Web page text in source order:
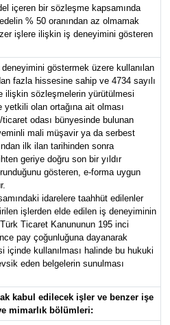
içeren bir sözleşme kapsamında
% 50 oranından az olmamak
işlere ilişkin iş deneyimini gösteren
göstermek üzere kullanılan
fazla hissesine sahip ve 4734 sayılı
ilişkin sözleşmelerin yürütülmesi
olan ortağına ait olması
odası bünyesinde bulunan
mali müşavir ya da serbest
ilk ilan tarihinden sonra
geriye doğru son bir yıldır
gösteren, e-forma uygun
idarelere taahhüt edilenler
işlerden elde edilen iş deneyiminin
Ticaret Kanununun 195 inci
pay çoğunluğuna dayanarak
içinde kullanılması halinde bu hukuki
eden belgelerin sunulması
kabul edilecek işler ve benzer işe
mimarlık bölümleri: